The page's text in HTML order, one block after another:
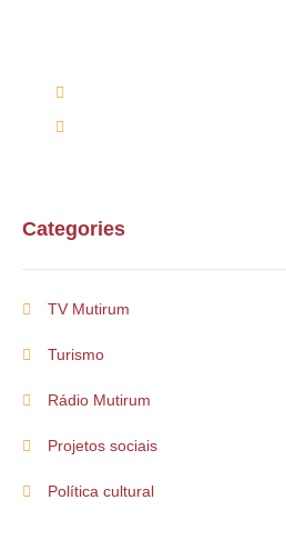
Categories
TV Mutirum
Turismo
Rádio Mutirum
Projetos sociais
Política cultural